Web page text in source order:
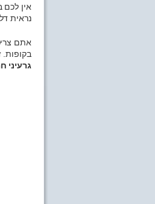
אין
נראית
אתם
בקופות.
גרעיני